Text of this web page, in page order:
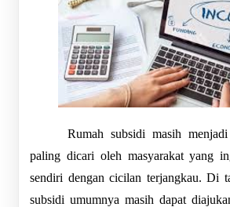
Rumah subsidi masih
paling dicari oleh masyarakat yang
sendiri dengan cicilan terjangkau. Di
subsidi umumnya masih dapat